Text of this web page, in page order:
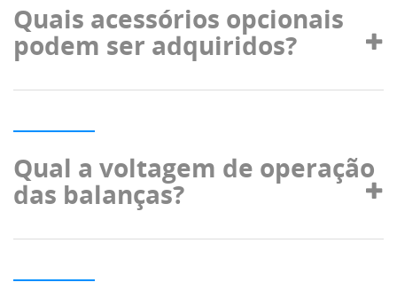
Quais acessórios opcionais
podem ser adquiridos?
Qual a voltagem de operação
das balanças?